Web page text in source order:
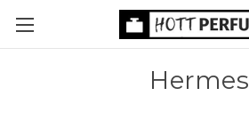
Hermes